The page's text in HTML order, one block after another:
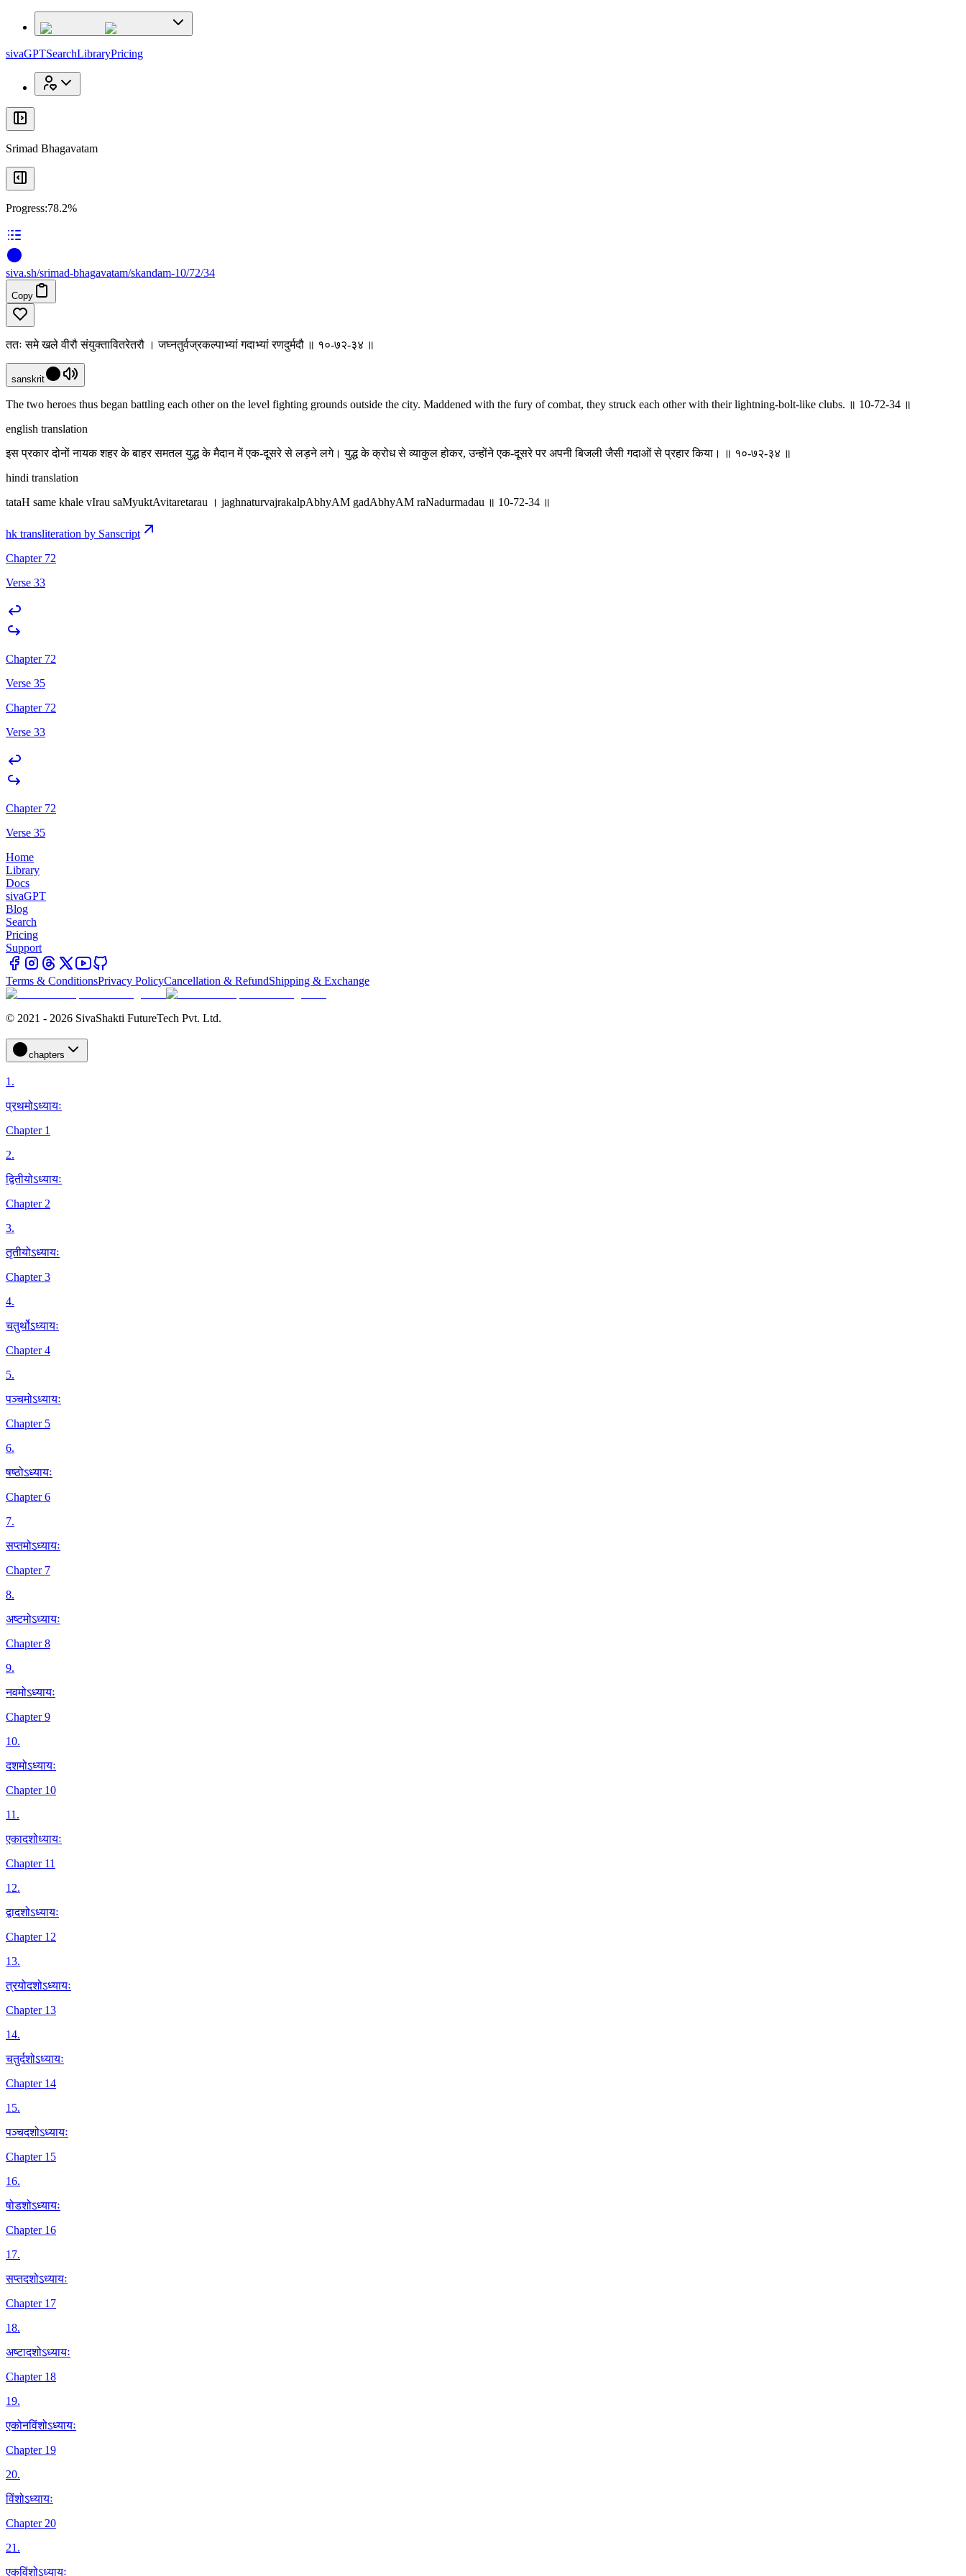
sivaGPTSearchLibraryPricing
Srimad Bhagavatam
Progress:78.2%
siva.sh/srimad-bhagavatam/skandam-10/72/34
Copy
ततः समे खले वीरौ संयुक्तावितरेतरौ । जघ्नतुर्वज्रकल्पाभ्यां गदाभ्यां रणदुर्मदौ ॥ १०-७२-३४ ॥
sanskrit
The two heroes thus began battling each other on the level fighting grounds outside the city. Maddened with the fury of combat, they struck each other with their lightning-bolt-like clubs. ॥ 10-72-34 ॥
english translation
इस प्रकार दोनों नायक शहर के बाहर समतल युद्ध के मैदान में एक-दूसरे से लड़ने लगे। युद्ध के क्रोध से व्याकुल होकर, उन्होंने एक-दूसरे पर अपनी बिजली जैसी गदाओं से प्रहार किया। ॥ १०-७२-३४ ॥
hindi translation
tataH same khale vIrau saMyuktAvitaretarau । jaghnaturvajrakalpAbhyAM gadAbhyAM raNadurmadau ॥ 10-72-34 ॥
hk transliteration by Sanscript
Chapter 72
Verse 33
Chapter 72
Verse 35
Chapter 72
Verse 33
Chapter 72
Verse 35
Home
Library
Docs
sivaGPT
Blog
Search
Pricing
Support
Terms & ConditionsPrivacy PolicyCancellation & RefundShipping & Exchange
© 2021 - 2026 SivaShakti FutureTech Pvt. Ltd.
chapters
1.
प्रथमोऽध्यायः
Chapter 1
2.
द्वितीयोऽध्यायः
Chapter 2
3.
तृतीयोऽध्यायः
Chapter 3
4.
चतुर्थोऽध्यायः
Chapter 4
5.
पञ्चमोऽध्यायः
Chapter 5
6.
षष्ठोऽध्यायः
Chapter 6
7.
सप्तमोऽध्यायः
Chapter 7
8.
अष्टमोऽध्यायः
Chapter 8
9.
नवमोऽध्यायः
Chapter 9
10.
दशमोऽध्यायः
Chapter 10
11.
एकादशोध्यायः
Chapter 11
12.
द्वादशोऽध्यायः
Chapter 12
13.
त्रयोदशोऽध्यायः
Chapter 13
14.
चतुर्दशोऽध्यायः
Chapter 14
15.
पञ्चदशोऽध्यायः
Chapter 15
16.
षोडशोऽध्यायः
Chapter 16
17.
सप्तदशोऽध्यायः
Chapter 17
18.
अष्टादशोऽध्यायः
Chapter 18
19.
एकोनविंशोऽध्यायः
Chapter 19
20.
विंशोऽध्यायः
Chapter 20
21.
एकविंशोऽध्यायः